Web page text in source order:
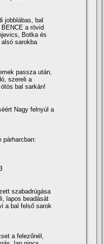
jobblábas, bal
a rövid
Botka és
sarokba
passza után,
szereli a
bal sarkán!
Nagy felnyúl a
párharcban:
szabadrúgása
lapos beadását
a bal felső sarok
a felezőnél,